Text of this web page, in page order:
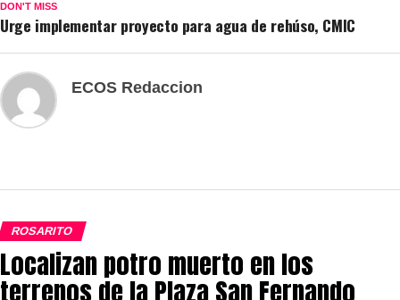
DON'T MISS
Urge implementar proyecto para agua de rehúso, CMIC
ECOS Redaccion
ROSARITO
Localizan potro muerto en los
terrenos de la Plaza San Fernando